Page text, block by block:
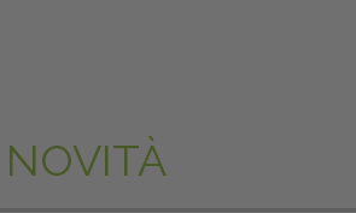
NOVITÀ